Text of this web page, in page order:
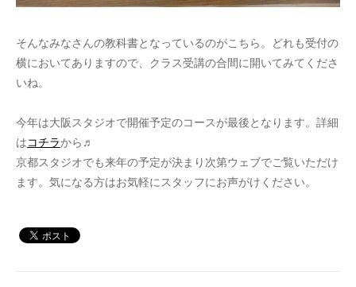
そんなみなさんの教科書となっているのがこちら。どれも受付の
横においてありますので、クラス受講の合間に開いてみてくださ
いね。
今年は大阪スタジオで開催予定のコースが最後となります。詳細
はコチラから♬
京都スタジオでも来年の予定が決まり次第ウェブでご覧いただけ
ます。気になる方はお気軽にスタッフにお声がけください。